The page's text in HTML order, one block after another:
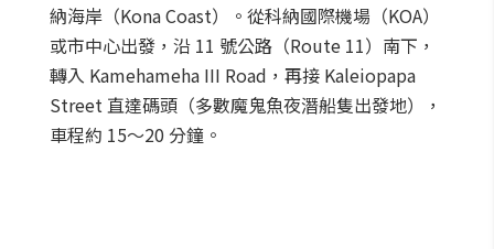
納海岸（Kona Coast）。從科納國際機場（KOA）
或市中心出發，沿 11 號公路（Route 11）南下，
轉入 Kamehameha III Road，再接 Kaleiopapa
Street 直達碼頭（多數魔鬼魚夜潛船隻出發地），
車程約 15～20 分鐘。